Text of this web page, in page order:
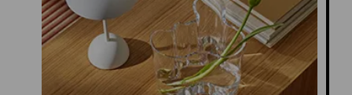
3000 K
28 x 56 x 20 x 18 cm